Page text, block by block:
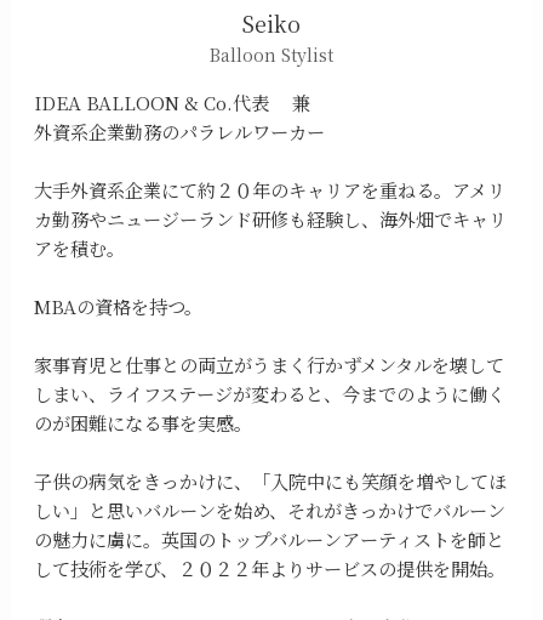
Seiko
Balloon Stylist
IDEA BALLOON & Co.代表 兼
外資系企業勤務のパラレルワーカー
大手外資系企業にて約２０年のキャリアを重ねる。アメリ
カ勤務やニュージーランド研修も経験し、海外畑でキャリ
アを積む。
MBAの資格を持つ。
家事育児と仕事との両立がうまく行かずメンタルを壊して
しまい、ライフステージが変わると、今までのように働く
のが困難になる事を実感。
子供の病気をきっかけに、「入院中にも笑顔を増やしてほ
しい」と思いバルーンを始め、それがきっかけでバルーン
の魅力に虜に。英国のトップバルーンアーティストを師と
して技術を学び、２０２２年よりサービスの提供を開始。